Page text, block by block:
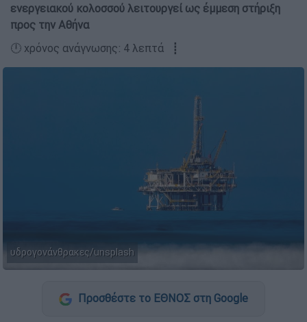
ενεργειακού κολοσσού λειτουργεί ως έμμεση στήριξη
προς την Αθήνα
🕛 χρόνος ανάγνωσης: 4 λεπτά ┋
υδρογονάνθρακες/unsplash
Προσθέστε το ΕΘΝΟΣ στη Google